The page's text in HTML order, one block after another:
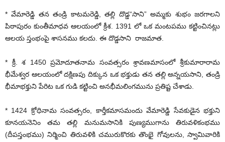
* వేమారెడ్డి తన తండ్రి కాటమరెడ్డి, తల్లి దొడ్డ“సాని” అమ్మకు శుభం జరగాలని
పిఠాపురం కుంతీమాధవ ఆలయంలో క్రీశ. 1391 లో ఒక మంటపము కట్టించినట్లు
ఆలయ స్తంభంపై శాసనము కలదు. ఈ దొడ్డసాని రాజమాత.
* క్రీ. శ 1450 ప్రమోదూతనామ సంవత్సరం శ్రావణమాసంలో శ్రీకుమారారామ
భీమేశ్వర ఆలయంలో దక్షిణపు దిక్కున ఒక భక్తుడు తన తల్లి అన్నయసాని, తండ్రి
భీమాభక్తుని పేరిట ఒక గుడి కట్టించి అనభీమలింగమును ప్రతిష్ట చేశాడు.
* 1424 క్రోధినామ సంవత్సరం, కార్తీకమాసమందు వేమారెడ్డి సేవకుడైన భక్తుని
కూనయనెనిం తమ తల్లి మనుమసానికి పుణ్యముగాను తిరువళికంభము
(దీపస్తంభము) నిర్మించి తిరువళికి చమురుకొరకు తొంభై గోవులను, స్వామివారికి